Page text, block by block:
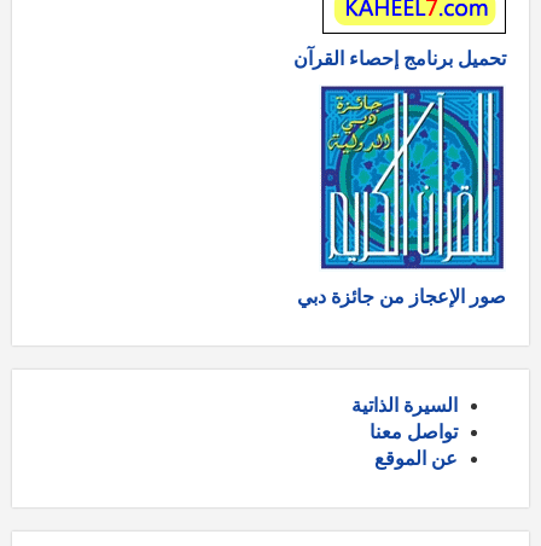
تحميل برنامج إحصاء القرآن
صور الإعجاز من جائزة دبي
السيرة الذاتية
تواصل معنا
عن الموقع